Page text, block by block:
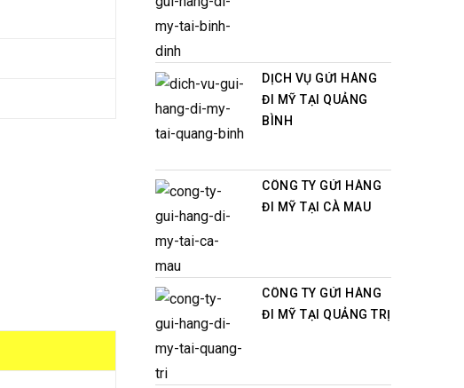
DỊCH VỤ GỬI HÀNG
ĐI MỸ TẠI QUẢNG
BÌNH
CÔNG TY GỬI HÀNG
ĐI MỸ TẠI CÀ MAU
CÔNG TY GỬI HÀNG
ĐI MỸ TẠI QUẢNG TRỊ